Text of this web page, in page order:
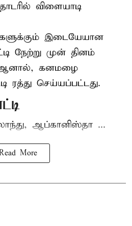
விளையாடி
இடையேயான
நேற்று முன் தினம்
ஆனால், கனமழை
ரத்து செய்யப்பட்டது.
ஆப்கானிஸ்தா ...
More